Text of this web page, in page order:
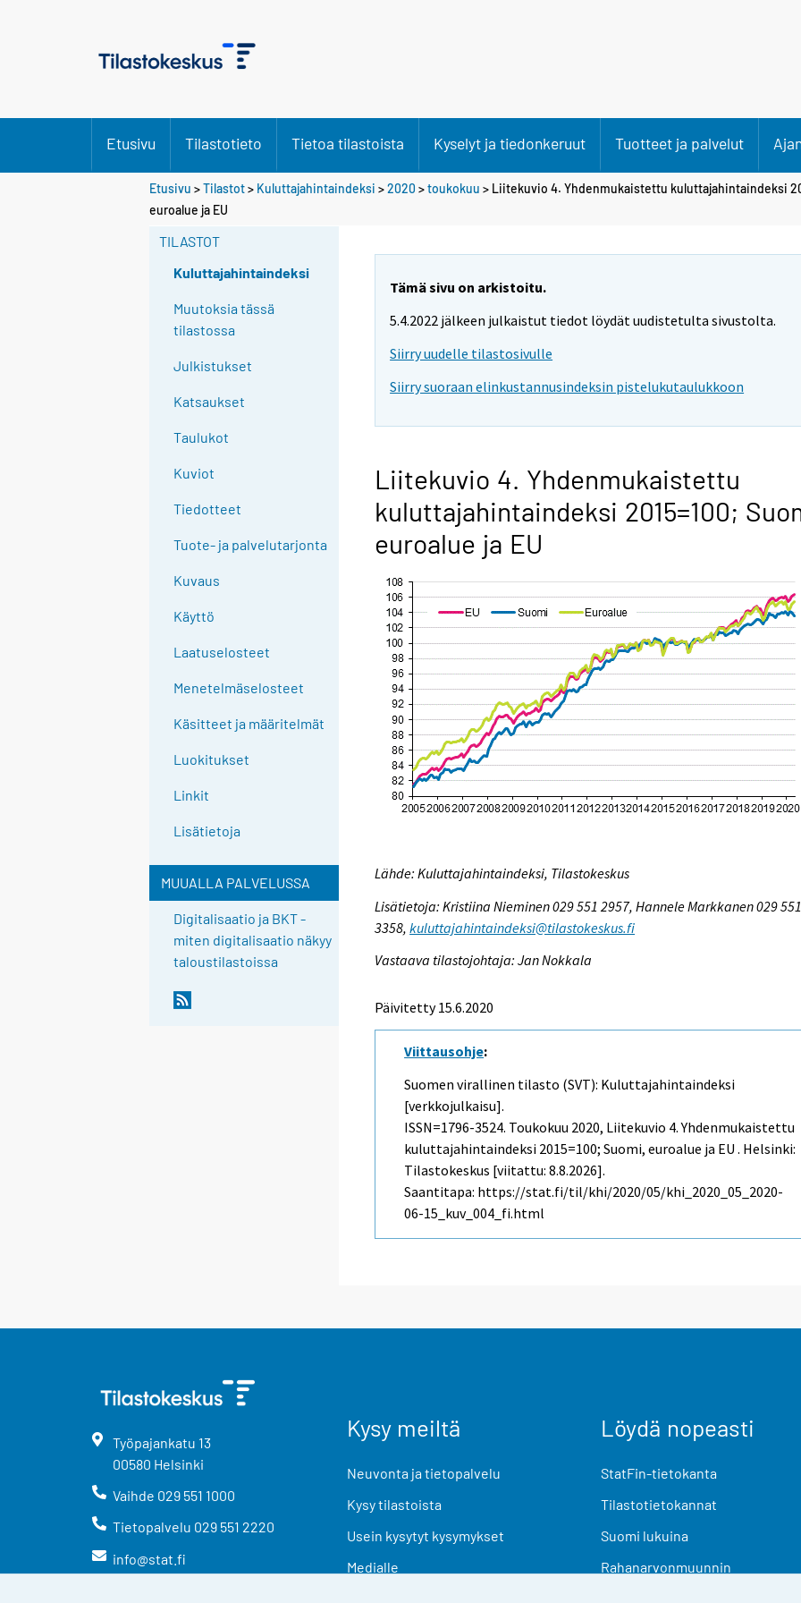
Etusivu Tilastotieto Tietoa tilastoista Kyselyt ja tiedonkeruut Tuotteet ja palvelut
Etusivu >Tilastot> Kuluttajahintaindeksi >2020 >toukokuu > Liitekuvio 4. Yhdenmukaistettu kuluttajahintaindeksi
euroalue ja EU
TILASTOT
Kuluttajahintaindeksi
Muutoksia tässä
tilastossa
Julkistukset
Katsaukset
Taulukot
Kuviot
Tiedotteet
Tuote- ja palvelutarjonta
Kuvaus
Käyttö
Laatuselosteet
Menetelmäselosteet
Käsitteet ja määritelmät
Luokitukset
Linkit
Lisätietoja
MUUALLA PALVELUSSA
Digitalisaatio ja BKT -
miten digitalisaatio näkyy
taloustilastoissa
Tämä sivu on arkistoitu.
5.4.2022 jälkeen julkaistut tiedot löydät uudistetulta sivustolta.
Siirry uudelle tilastosivulle
Siirry suoraan elinkustannusindeksin pistelukutaulukkoon
Liitekuvio 4. Yhdenmukaistettu
kuluttajahintaindeksi 2015=100;
euroalue ja EU
Lähde: Kuluttajahintaindeksi, Tilastokeskus
Lisätietoja: Kristiina Nieminen 029 551 2957, Hannele Markkanen 029
3358,kuluttajahintaindeksi@tilastokeskus.fi
Vastaava tilastojohtaja: Jan Nokkala
Päivitetty 15.6.2020
Viittausohje:
Suomen virallinen tilasto (SVT): Kuluttajahintaindeksi
[verkkojulkaisu].
ISSN=1796-3524. Toukokuu 2020, Liitekuvio 4. Yhdenmukaistettu
kuluttajahintaindeksi 2015=100; Suomi, euroalue ja EU . Helsinki:
Tilastokeskus [viitattu: 8.8.2026].
Saantitapa: https://stat.fi/til/khi/2020/05/khi_2020_05_2020-
06-15_kuv_004_fi.html
Työpajankatu 13
00580 Helsinki
Vaihde 029 551 1000
Tietopalvelu 029 551 2220
info@stat.fi
Kysy meiltä
Neuvonta ja tietopalvelu
Kysy tilastoista
Usein kysytyt kysymykset
Medialle
Löydä nopeasti
StatFin-tietokanta
Tilastotietokannat
Suomi lukuina
Rahanarvonmuunnin